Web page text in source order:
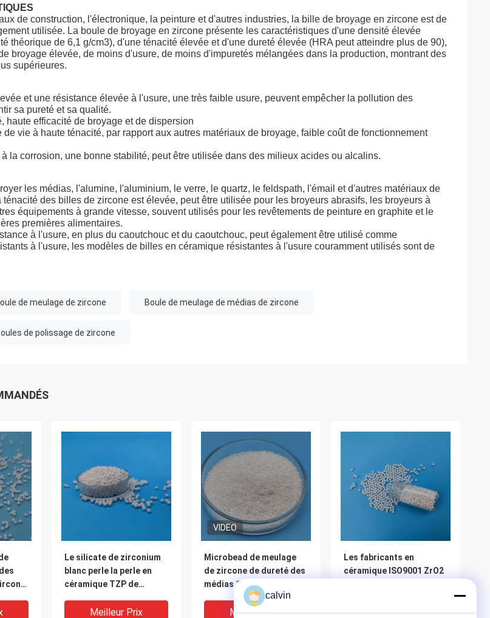
de construction, l'électronique, la peinture et d'autres industries, la bille de broyage en zircone est de
utilisée. La boule de broyage en zircone présente les caractéristiques d'une densité élevée
théorique de 6,1 g/cm3), d'une ténacité élevée et d'une dureté élevée (HRA peut atteindre plus de 90),
broyage élevée, de moins d'usure, de moins d'impuretés mélangées dans la production, montrant des
supérieures.
et une résistance élevée à l'usure, une très faible usure, peuvent empêcher la pollution des
sa pureté et sa qualité.
haute efficacité de broyage et de dispersion
de vie à haute ténacité, par rapport aux autres matériaux de broyage, faible coût de fonctionnement
la corrosion, une bonne stabilité, peut être utilisée dans des milieux acides ou alcalins.
les médias, l'alumine, l'aluminium, le verre, le quartz, le feldspath, l'émail et d'autres matériaux de
ténacité des billes de zircone est élevée, peut être utilisée pour les broyeurs abrasifs, les broyeurs à
équipements à grande vitesse, souvent utilisés pour les revêtements de peinture en graphite et le
premières alimentaires.
à l'usure, en plus du caoutchouc et du caoutchouc, peut également être utilisé comme
à l'usure, les modèles de billes en céramique résistantes à l'usure couramment utilisés sont de
de meulage de zircone Boule de meulage de médias de zircone
de polissage de zircone
Le silicate de zirconium
blanc perle la perle en
céramique TZP de
de 0.8mmMeilleur Prix
VIDEO
Microbead de meulage
de zircone de dureté des
médias 1.0mm de zircone
de matériaux d'isolation
Meilleur Prix
Les fabricants en
céramique ISO9001 ZrO2
3.0mm ont approuvé
Meilleur Prix
calvin